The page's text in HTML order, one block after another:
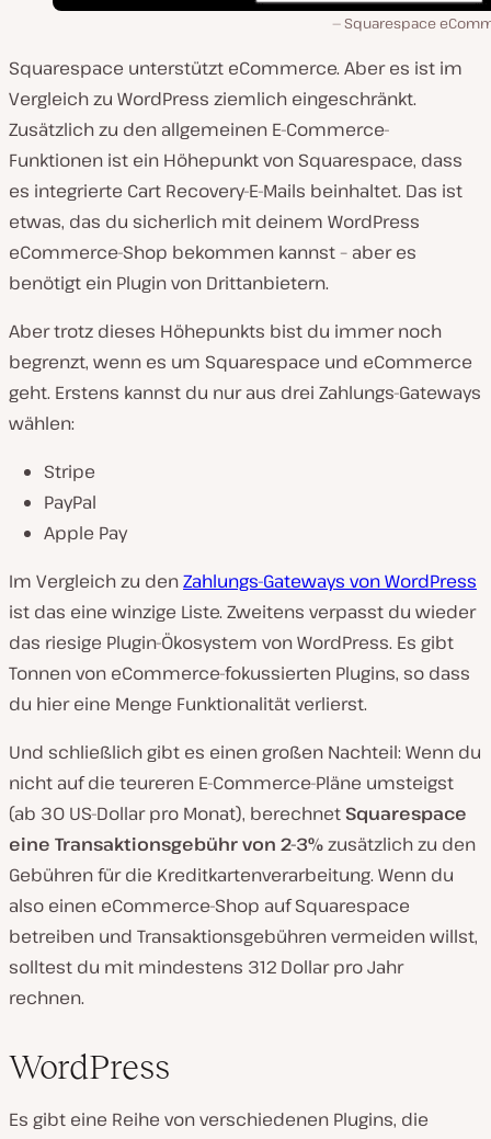
Squarespace
Squarespace unterstützt eCommerce. Aber es ist im
Vergleich zu WordPress ziemlich eingeschränkt.
Zusätzlich zu den allgemeinen E-Commerce-
Funktionen ist ein Höhepunkt von Squarespace, dass
es integrierte Cart Recovery-E-Mails beinhaltet. Das ist
etwas, das du sicherlich mit deinem WordPress
eCommerce-Shop bekommen kannst – aber es
benötigt ein Plugin von Drittanbietern.
Aber trotz dieses Höhepunkts bist du immer noch
begrenzt, wenn es um Squarespace und eCommerce
geht. Erstens kannst du nur aus drei Zahlungs-Gateways
wählen:
Stripe
PayPal
Apple Pay
Im Vergleich zu denZahlungs-Gateways von WordPress
ist das eine winzige Liste. Zweitens verpasst du wieder
das riesige Plugin-Ökosystem von WordPress. Es gibt
Tonnen von eCommerce-fokussierten Plugins, so dass
du hier eine Menge Funktionalität verlierst.
Und schließlich gibt es einen großen Nachteil: Wenn du
nicht auf die teureren E-Commerce-Pläne umsteigst
(ab 30 US-Dollar pro Monat), berechnet Squarespace
eine Transaktionsgebühr von 2-3%zusätzlich zu den
Gebühren für die Kreditkartenverarbeitung. Wenn du
also einen eCommerce-Shop auf Squarespace
betreiben und Transaktionsgebühren vermeiden willst,
solltest du mit mindestens 312 Dollar pro Jahr
rechnen.
WordPress
Es gibt eine Reihe von verschiedenen Plugins, die